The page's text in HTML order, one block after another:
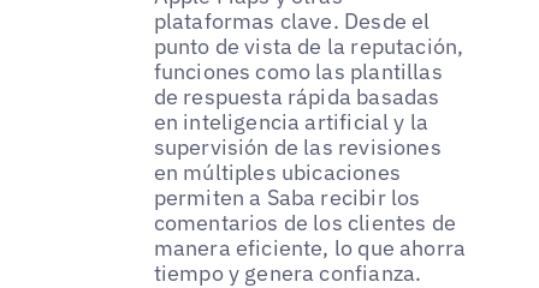
plataformas clave. Desde el
punto de vista de la reputación,
funciones como las plantillas
de respuesta rápida basadas
en inteligencia artificial y la
supervisión de las revisiones
en múltiples ubicaciones
permiten a Saba recibir los
comentarios de los clientes de
manera eficiente, lo que ahorra
tiempo y genera confianza.